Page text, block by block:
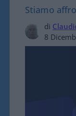
Stiamo
di
8